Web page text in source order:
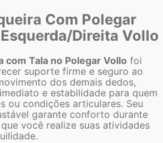
Com Polegar
Direita Vollo
Tala no Polegar Vollo foi
suporte firme e seguro ao
dos demais dedos,
e estabilidade para quem
ou condições articulares. Seu
garante conforto durante
você realize suas atividades